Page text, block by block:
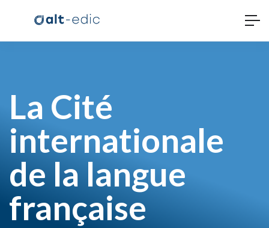
La Cité
internationale
de la langue
française